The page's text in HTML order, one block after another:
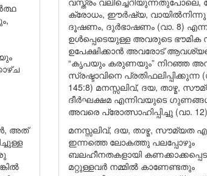
അത്
ക്രോധം, ഈർഷ്യ,
ദൂഷണം, ദുർഭാഷണം (വാ. 8)
ഉൾപ്പെടെയുള്ള അവരുടെ ഭൗമിക
ഉപേക്ഷിക്കാൻ അവരോട്
“കൃപയും കരുണയും” നിറഞ്ഞ
സ്രഷ്ടാവിനെ പ്രതിഫലിപ്പിക്കുന്ന
145:8) മനസ്സലിവ്, ദയ, താഴ്മ,
ദീർഘക്ഷമ എന്നിവയുടെ
അവരെ പ്രോത്സാഹിപ്പിച്ചു (വാ.
മനസ്സലിവ്, ദയ, താഴ്മ, സൗമ്യത
ഇന്നത്തെ ലോകത്തു പലപ്പോഴും
ബലഹീനതകളായി
മറ്റുള്ളവർ നമ്മിൽ കാണേണ്ടതും